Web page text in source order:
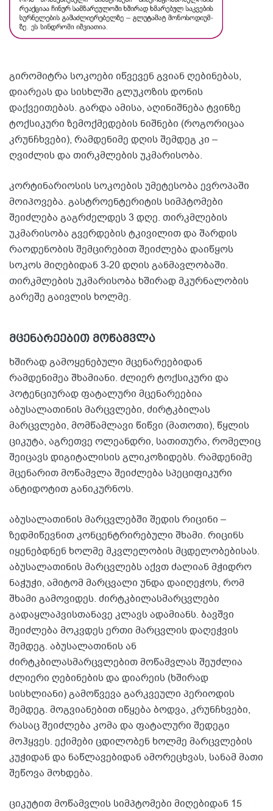
გირომიტრა სოკოები იწვევენ გვიან ღებინებას,
დიარეას და სისხლში გლუკოზის დონის
დაქვეითებას. გარდა ამისა, აღინიშნება ტვინზე
ტოქსიკური ზემოქმედების ნიშნები (როგორიცაა
კრუნჩხვები), რამდენიმე დღის შემდეგ კი –
ღვიძლის და თირკმლების უკმარისობა.
კორტინარიოსის სოკოების უმეტესობა ევროპაში
მოიპოვება. გასტროენტერიტის სიმპტომები
შეიძლება გაგრძელდეს 3 დღე. თირკმლების
უკმარისობა გვერდების ტკივილით და შარდის
რაოდენობის შემცირებით შეიძლება დაიწყოს
სოკოს მიღებიდან 3-20 დღის განმავლობაში.
თირკმლების უკმარისობა ხშირად მკურნალობის
გარეშე გაივლის ხოლმე.
მცენარეებით მოწამვლა
ხშირად გამოყენებული მცენარეებიდან
რამდენიმეა შხამიანი. ძლიერ ტოქსიკური და
პოტენციურად ფატალური მცენარეებია
აბუსალათინის მარცვლები, ძირტკბილას
მარცვლები, მომწამლავი წიწვი (მათოთი), წყლის
ციკუტა, აგრეთვე ოლეანდრი, სათითურა, რომელიც
შეიცავს დიგიტალისის გლიკოზიდებს. რამდენიმე
მცენარით მოწამვლა შეიძლება სპეციფიკური
ანტიდოტით განიკურნოს.
აბუსალათინის მარცვლებში შედის რიცინი –
ზედმიწევნით კონცენტრირებული შხამი. რიცინს
იყენებდნენ ხოლმე მკვლელობის მცდელობებისას.
აბუსალათინის მარცვლებს აქვთ ძალიან მჭიდრო
ნაჭუჭი, ამიტომ მარცვალი უნდა დაიღეჭოს, რომ
შხამი გამოვიდეს. ძირტკბილასმარცვლები
გადაყლაპვისთანავე კლავს ადამიანს. ბავშვი
შეიძლება მოკვდეს ერთი მარცვლის დაღეჭვის
შემდეგ. აბუსალათინის ან
ძირტკბილასმარცვლებით მოწამვლას შეუძლია
ძლიერი ღებინების და დიარეის (ხშირად
სისხლიანი) გამოწვევა გარკვეული პერიოდის
შემდეგ. მოგვიანებით იწყება ბოდვა, კრუნჩხვები,
რასაც შეიძლება კომა და ფატალური შედეგი
მოჰყვეს. ექიმები ცდილობენ ხოლმე მარცვლების
კუჭიდან და ნაწლავებიდან ამორეცხვას, სანამ მათი
შეწოვა მოხდება.
ციკუტით მოწამვლის სიმპტომები მიღებიდან 15